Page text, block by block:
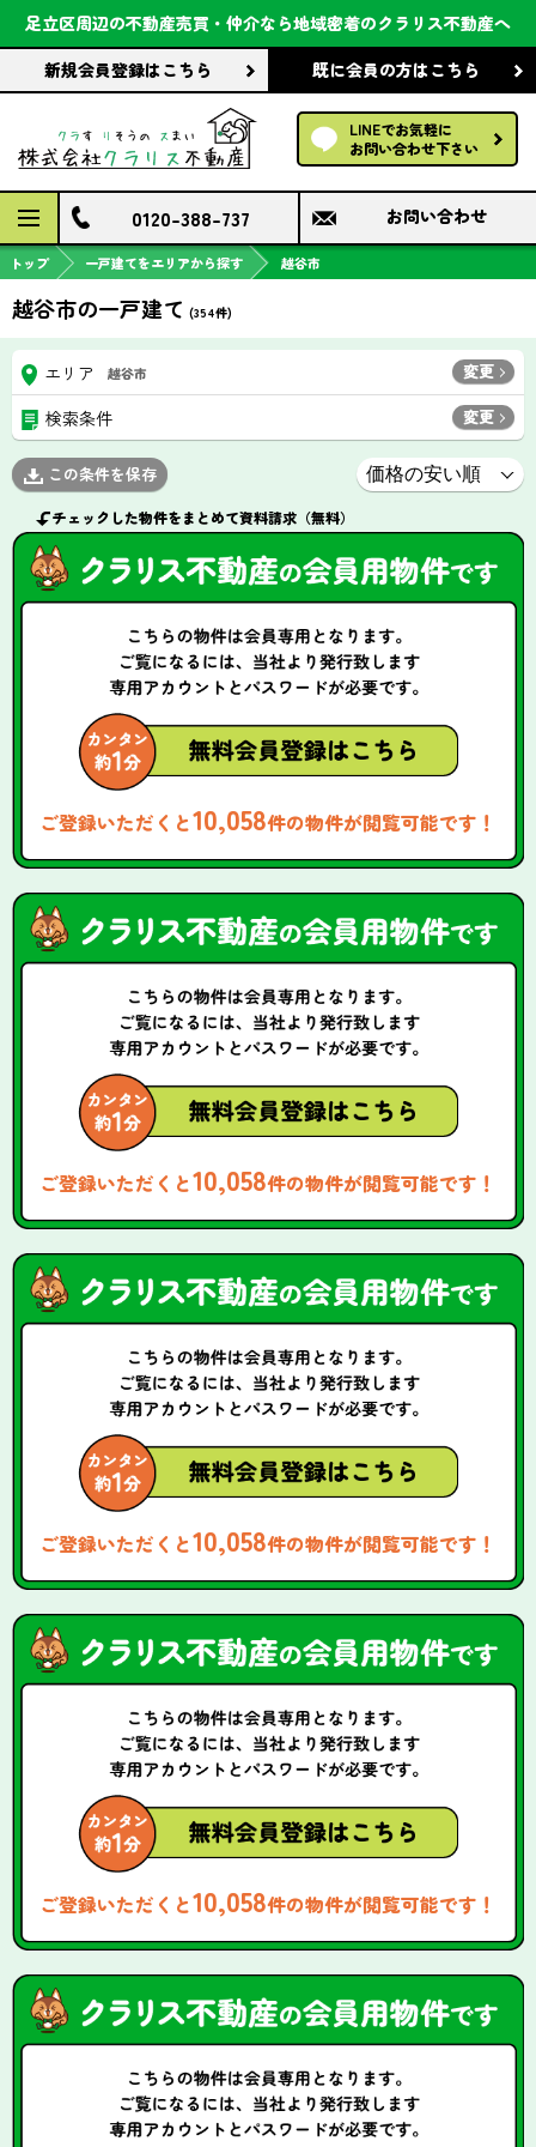
足立区周辺の不動産売買・仲介なら地域密着のクラリス不動産へ
新規会員登録はこちら 既に会員の方はこちら
LINEでお気軽に
お問い合わせ下さい
会社案内
前回の履歴で探す
保存した条件で探す
検討中の物件
0120-388-737 お問い合わせ
トップ 一戸建てをエリアから探す 越谷市
越谷市の一戸建て (354件)
エリア 越谷市 変更
検索条件 変更
この条件を保存
チェックした物件をまとめて資料請求（無料）
ご登録いただくと10,058件の物件が閲覧可能です！
ご登録いただくと10,058件の物件が閲覧可能です！
ご登録いただくと10,058件の物件が閲覧可能です！
ご登録いただくと10,058件の物件が閲覧可能です！